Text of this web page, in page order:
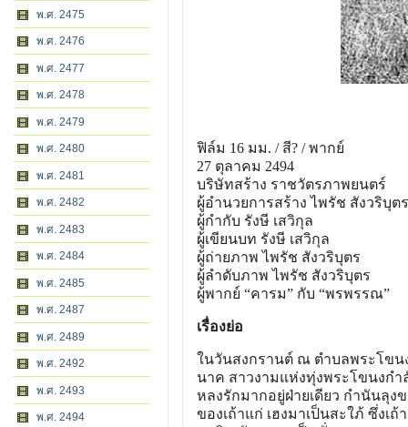
พ.ศ. 2475
พ.ศ. 2476
พ.ศ. 2477
พ.ศ. 2478
พ.ศ. 2479
พ.ศ. 2480
พ.ศ. 2481
พ.ศ. 2482
พ.ศ. 2483
พ.ศ. 2484
พ.ศ. 2485
พ.ศ. 2487
พ.ศ. 2489
พ.ศ. 2492
พ.ศ. 2493
พ.ศ. 2494
ฟิล์ม 16 มม. / สี? / พากย์
27 ตุลาคม 2494
บริษัทสร้าง ราชวัตรภาพยนตร์
ผู้อํานวยการสร้าง ไพรัช สังวริบุตร
ผู้กํากับ รังษี เสวิกุล
ผู้เขียนบท รังษี เสวิกุล
ผู้ถ่ายภาพ ไพรัช สังวริบุตร
ผู้ลําดับภาพ ไพรัช สังวริบุตร
ผู้พากย์ “คารม” กับ “พรพรรณ”
เรื่องย่อ
ในวันสงกรานต์ ณ ตําบลพระโขน
นาค สาวงามแห่งทุ่งพระโขนงกํ
หลงรักมากอยู่ฝ่ายเดียว กํานันลุง
ของเถ้าแก่ เฮงมาเป็นสะใภ้ ซึ่งเ